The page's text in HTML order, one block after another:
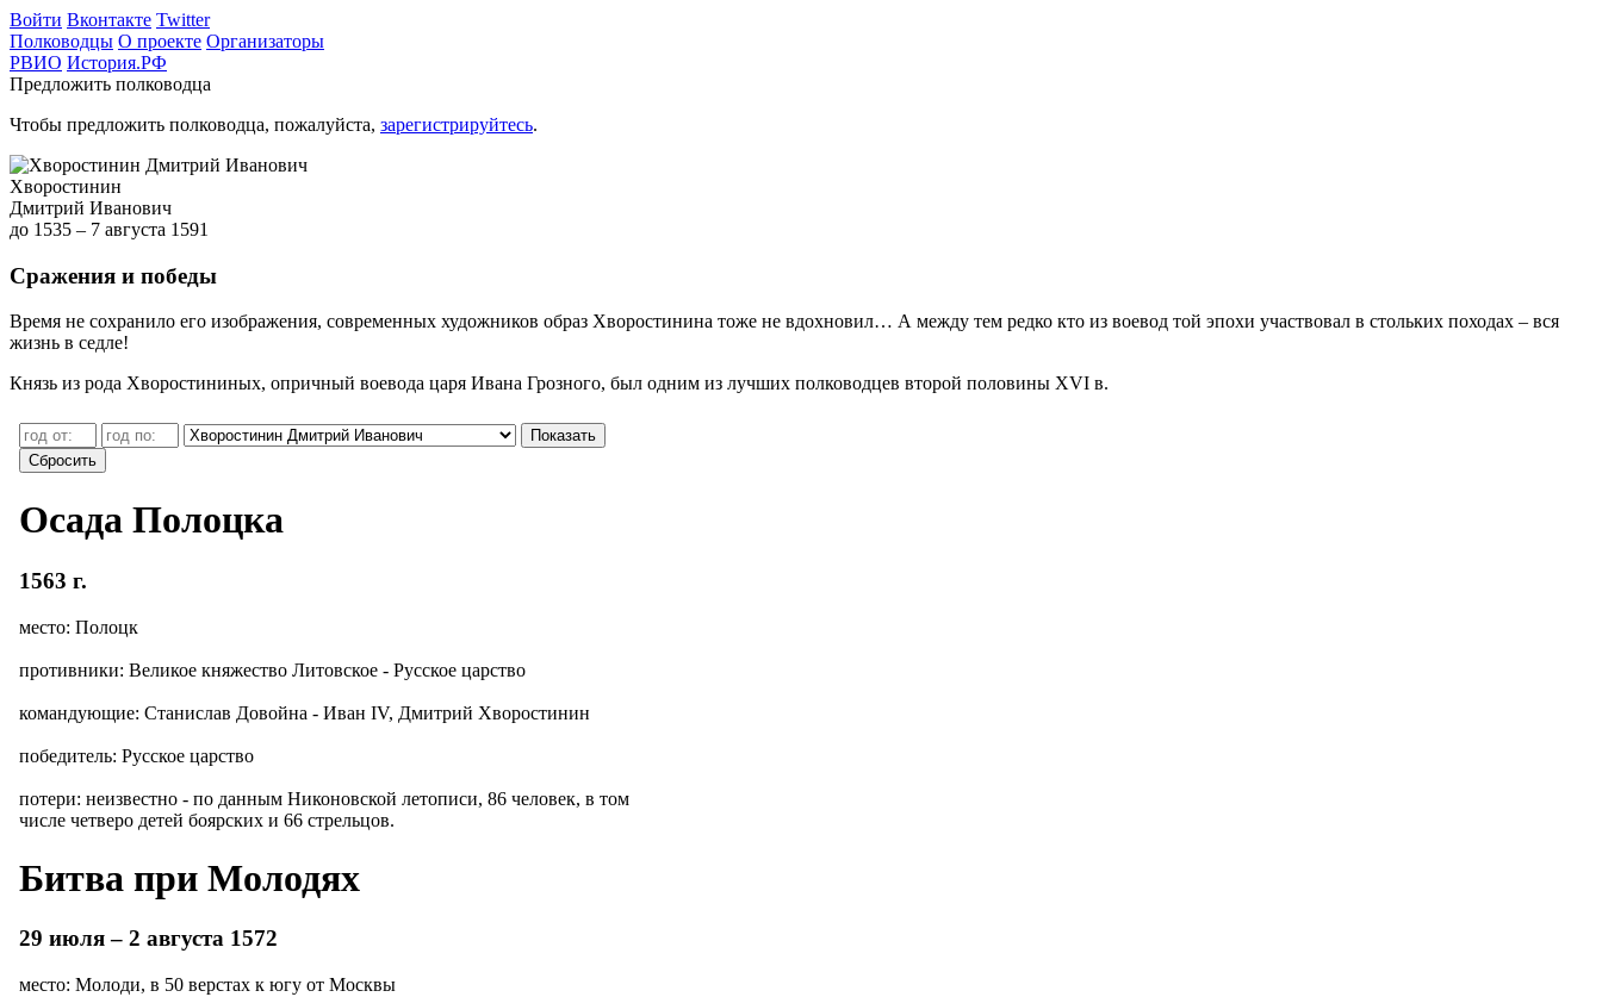
Войти Вконтакте Twitter
Полководцы О проекте Организаторы
РВИО История.РФ
Предложить полководца
Чтобы предложить полководца, пожалуйста, зарегистрируйтесь.
Хворостинин
Дмитрий Иванович
до 1535 – 7 августа 1591
Сражения и победы
Время не сохранило его изображения, современных художников образ Хворостинина тоже не вдохновил… А между тем редко кто из воевод той эпохи участвовал в стольких походах – вся
жизнь в седле!
Князь из рода Хворостининых, опричный воевода царя Ивана Грозного, был одним из лучших полководцев второй половины XVI в.